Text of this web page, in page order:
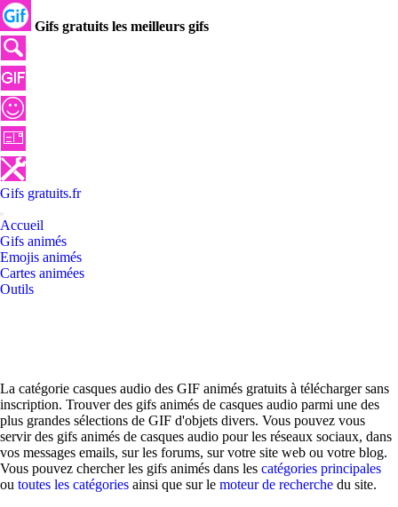
Gifs gratuits les meilleurs gifs
Gifs gratuits.fr
Accueil
Gifs animés
Emojis animés
Cartes animées
Outils
La catégorie casques audio des GIF animés gratuits à télécharger sans
inscription. Trouver des gifs animés de casques audio parmi une des
plus grandes sélections de GIF d'objets divers. Vous pouvez vous
servir des gifs animés de casques audio pour les réseaux sociaux, dans
vos messages emails, sur les forums, sur votre site web ou votre blog.
Vous pouvez chercher les gifs animés dans les catégories principales
ou toutes les catégories ainsi que sur le moteur de recherche du site.